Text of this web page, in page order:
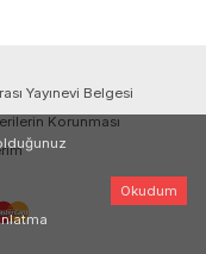
Yayınevi Belgesi
Korunması
Okudum